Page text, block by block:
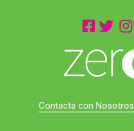
Contacta con Nosotros